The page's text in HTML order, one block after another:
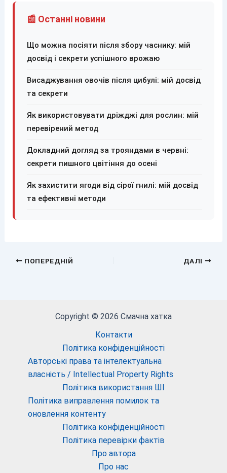
📰 Останні новини
Що можна посіяти після збору часнику: мій
досвід і секрети успішного врожаю
Висаджування овочів після цибулі: мій досвід
та секрети
Як використовувати дріжджі для рослин: мій
перевірений метод
Докладний догляд за трояндами в червні:
секрети пишного цвітіння до осені
Як захистити ягоди від сірої гнилі: мій досвід
та ефективні методи
ПОПЕРЕДНІЙ ДАЛІ
Copyright © 2026 Смачна хатка
Контакти
Політика конфіденційності
Авторські права та інтелектуальна
власність / Intellectual Property Rights
Політика використання ШІ
Політика виправлення помилок та
оновлення контенту
Політика конфіденційності
Політика перевірки фактів
Про автора
Про нас